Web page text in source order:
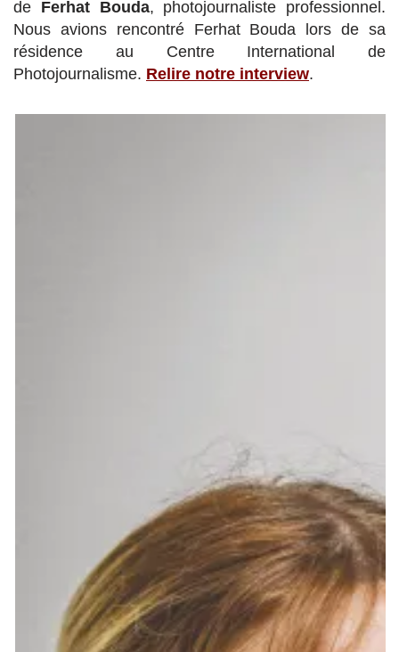
de Ferhat Bouda, photojournaliste professionnel.
Nous avions rencontré Ferhat Bouda lors de sa
résidence au Centre International de
Photojournalisme. Relire notre interview.